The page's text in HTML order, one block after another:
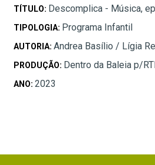
TÍTULO: Descomplica - Música,
TIPOLOGIA: Programa Infantil
AUTORIA: Andrea Basílio / Lígia
PRODUÇÃO: Dentro da Baleia p/
ANO: 2023